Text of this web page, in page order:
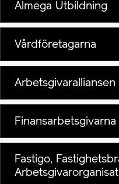
Almega Utbildning
Vårdföretagarna
Arbetsgivaralliansen
Finansarbetsgivarna
Fastigo,